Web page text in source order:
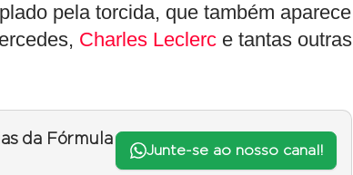
pela torcida, que também aparece
Charles Leclerc e tantas outras
da Fórmula
Junte-se ao nosso canal!